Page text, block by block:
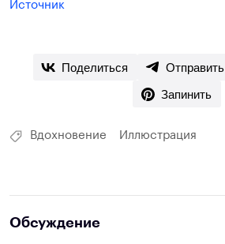
Источник
Поделиться Отправить
Запинить
Вдохновение Иллюстрация
Обсуждение